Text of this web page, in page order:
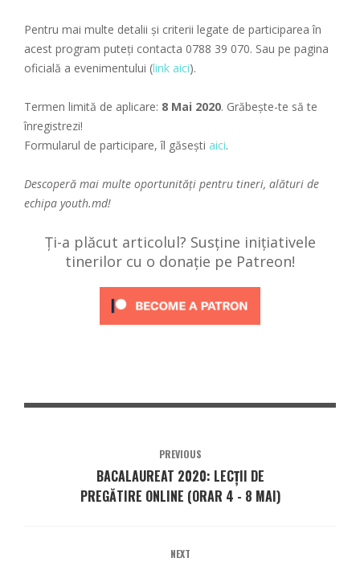
Pentru mai multe detalii și criterii legate de participarea în
acest program puteți contacta 0788 39 070. Sau pe pagina
oficială a evenimentului (link aici).
Termen limită de aplicare: 8 Mai 2020. Grăbește-te să te
înregistrezi!
Formularul de participare, îl găsești aici.
Descoperă mai multe oportunități pentru tineri, alături de
echipa youth.md!
Ți-a plăcut articolul? Susține inițiativele
tinerilor cu o donație pe Patreon!
PREVIOUS
BACALAUREAT 2020: LECȚII DE
PREGĂTIRE ONLINE (ORAR 4 - 8 MAI)
NEXT